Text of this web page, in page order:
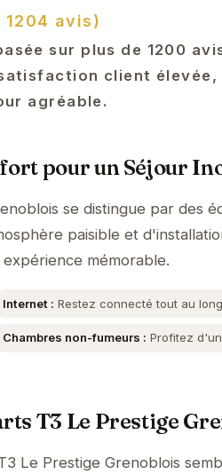
avis)
sur plus de 1200
client
agréable.
pour un Séjour
se distingue par des
paisible et
mémorable.
Internet : Restez connecté tout au
Chambres non-fumeurs : Profitez
T3 Le Prestige
Le Prestige Grenoblois